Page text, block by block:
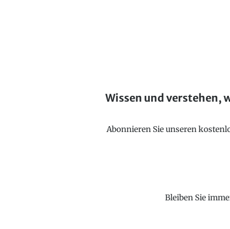
Wissen und verstehen,
Abonnieren Sie unseren
Bleiben Sie